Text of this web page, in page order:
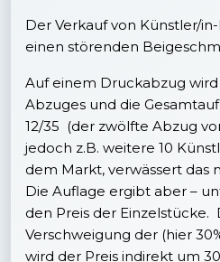
Der Verkauf von Künstler/
einen störenden
Auf einem Druckabzug
Abzuges und die
12/35 (der zwölfte Abzug
jedoch z.B. weitere 10
dem Markt, verwässert das
Die Auflage ergibt aber –
den Preis der Einzelstücke.
Verschweigung der (hier
wird der Preis indirekt um